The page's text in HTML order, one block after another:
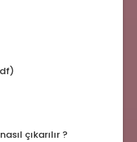
çıkarılır ?